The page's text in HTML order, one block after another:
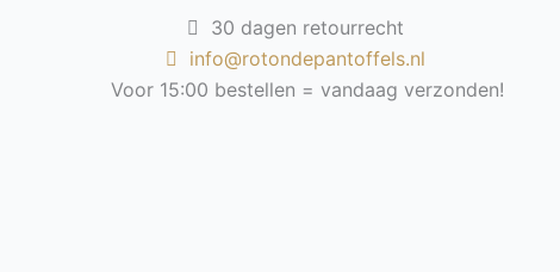
30 dagen retourrecht
info@rotondepantoffels.nl
Voor 15:00 bestellen = vandaag verzonden!